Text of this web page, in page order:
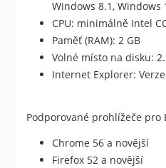
Windows 8.1, Windows
CPU: minimálně Intel
Paměť (RAM): 2 GB
Volné místo na disku:
Internet Explorer:
Podporované prohlížeče
Chrome 56 a novější
Firefox 52 a novější